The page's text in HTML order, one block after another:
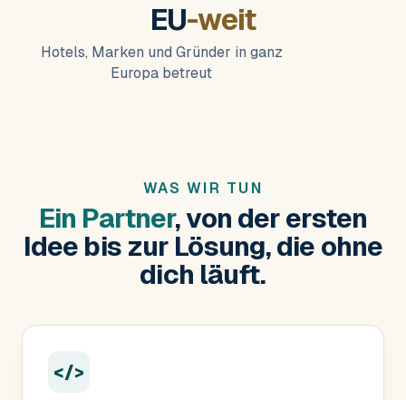
EU-weit
Hotels, Marken und Gründer in ganz
Europa betreut
WAS WIR TUN
Ein Partner, von der ersten
Idee bis zur Lösung, die ohne
dich läuft.
</>